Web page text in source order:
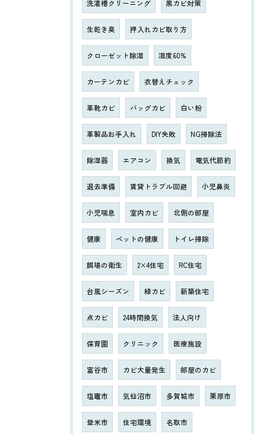
洗濯槽クリーニング 黒カビ対策
生乾き臭 押入れカビ取り方
クローゼット除湿 湿度60%
カーテンカビ 衣替えチェック
革靴カビ バッグカビ 白い粉
革製品お手入れ DIY失敗 NG掃除法
除湿器 エアコン 換気 電気代節約
退去準備 賃貸トラブル回避 小児鼻炎
小児喘息 室内カビ 北側の部屋
健康 ペットの健康 トイレ掃除
餌場の衛生 2×4住宅 RC住宅
台風シーズン 緑カビ 新築住宅
点カビ 24時間換気 法人向け
保育園 クリニック 医療施設
富谷市 カビ大量発生 部屋のカビ
塩竈市 気仙沼市 多賀城市 栗原市
登米市 住宅環境 名取市